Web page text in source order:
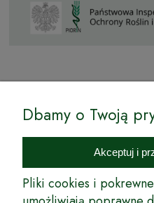
Internetowy Sklep Ogrodniczy
podkarpackich szkółkarzy, której
rynek wysokiej jakości drzewek
innych produktów pozwalających
i dużych sadów oraz ogrodów.
Dbamy o Twoją
Akceptuj i
Pliki cookies i